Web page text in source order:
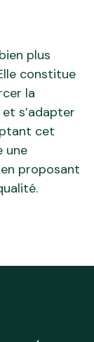
plus
constitue
la
s’adapter
cet
une
proposant